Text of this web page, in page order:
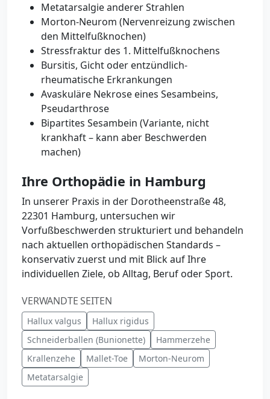
Metatarsalgie anderer Strahlen
Morton-Neurom (Nervenreizung zwischen
den Mittelfußknochen)
Stressfraktur des 1. Mittelfußknochens
Bursitis, Gicht oder entzündlich-
rheumatische Erkrankungen
Avaskuläre Nekrose eines Sesambeins,
Pseudarthrose
Bipartites Sesambein (Variante, nicht
krankhaft – kann aber Beschwerden
machen)
Ihre Orthopädie in Hamburg
In unserer Praxis in der Dorotheenstraße 48,
22301 Hamburg, untersuchen wir
Vorfußbeschwerden strukturiert und behandeln
nach aktuellen orthopädischen Standards –
konservativ zuerst und mit Blick auf Ihre
individuellen Ziele, ob Alltag, Beruf oder Sport.
VERWANDTE SEITEN
Hallux valgus
Hallux rigidus
Schneiderballen (Bunionette)
Hammerzehe
Krallenzehe
Mallet-Toe
Morton-Neurom
Metatarsalgie